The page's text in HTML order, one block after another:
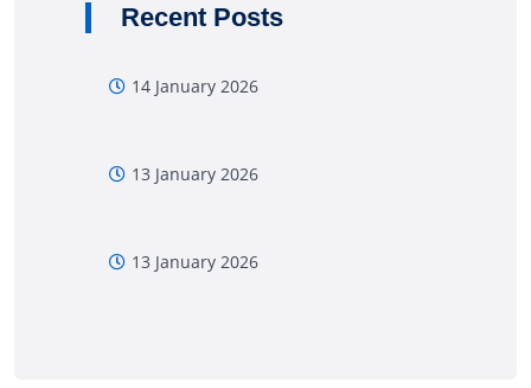
Recent Posts
14 January 2026
13 January 2026
13 January 2026